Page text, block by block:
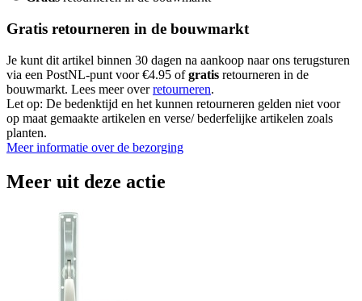
Gratis retourneren in de bouwmarkt
Je kunt dit artikel binnen 30 dagen na aankoop naar ons terugsturen
via een PostNL-punt voor €4.95 ofgratis retourneren in de
bouwmarkt. Lees meer overretourneren.
Let op: De bedenktijd en het kunnen retourneren gelden niet voor
op maat gemaakte artikelen en verse/ bederfelijke artikelen zoals
planten.
Meer informatie over de bezorging
Meer uit deze actie